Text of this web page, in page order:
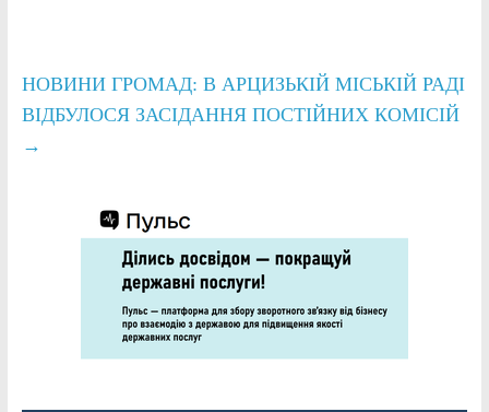
НОВИНИ ГРОМАД: В АРЦИЗЬКІЙ МІСЬКІЙ РАДІ
ВІДБУЛОСЯ ЗАСІДАННЯ ПОСТІЙНИХ КОМІСІЙ
→